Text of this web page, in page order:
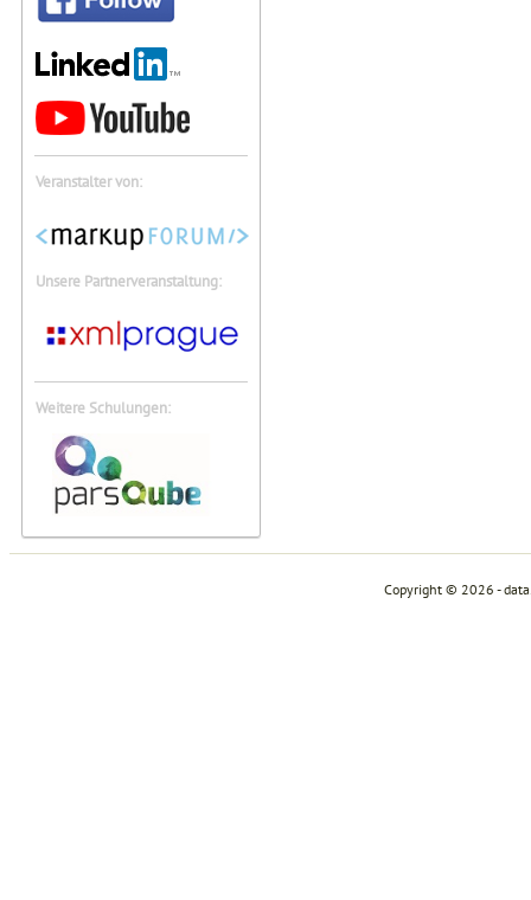
Veranstalter von:
Unsere Partnerveranstaltung:
Weitere Schulungen:
Copyright © 2026 -